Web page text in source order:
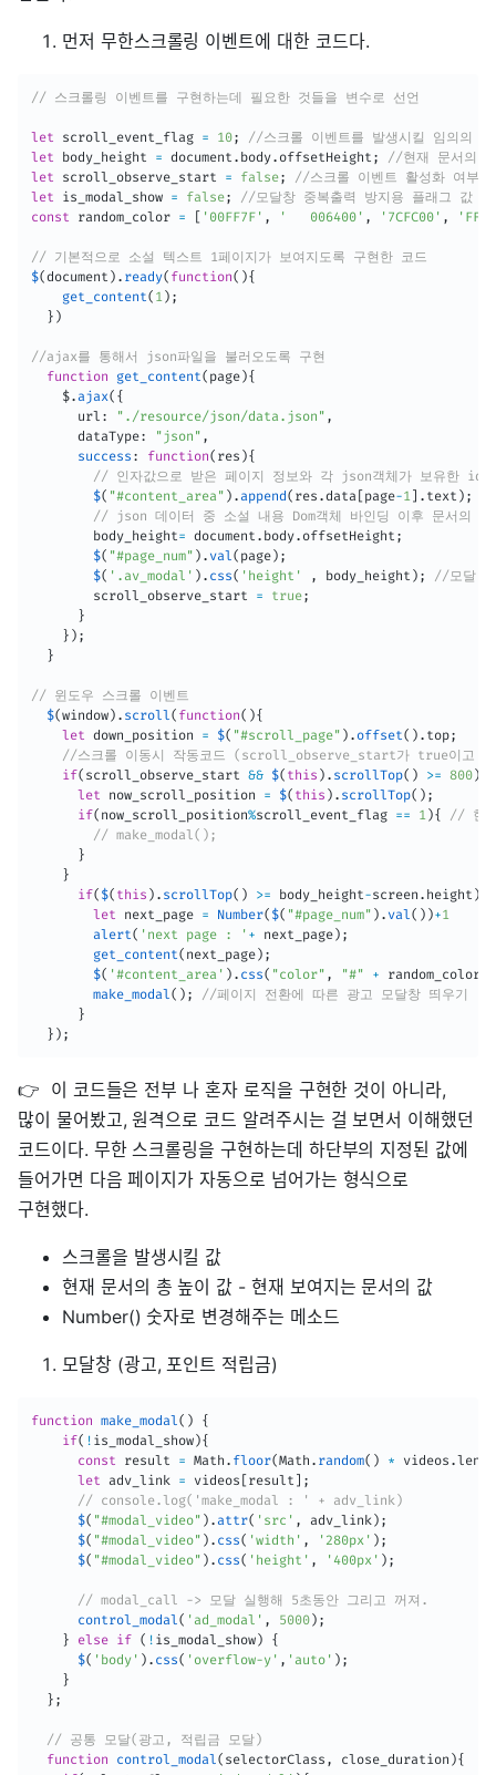
먼저 무한스크롤링 이벤트에 대한 코드다.
// 스크롤링 이벤트를 구현하는데 필요한 것들을 변수로 선언
let scroll_event_flag = 10;
//스크롤 이벤트를 발생시킬 임의의
let body_height = document . body. offsetHeight ;
//현재 문서의
let scroll_observe_start = false;
//스크롤 이벤트 활성화 여부 (
let is_modal_show = false;
//모달창 중복출력 방지용 플래그 값
const random_color = [ '00FF7F' , '	006400' , '7CFC00' ,
// 기본적으로 소설 텍스트 1페이지가 보여지도록 구현한 코드
$(document ) . ready( function( ){
get_content( 1) ;
} )
//ajax를 통해서 json파일을 불러오도록 구현
function
get_content( page){
    $
.ajax( {
      url
: "./resource/json/data.json" ,
      dataType
: "json" ,
success : function( res ){
// 인자값으로 받은 페이지 정보와 각 json객체가 보유한 id
$( "#content_area" ) .append( res .data [page-1] . text ) ;
// json 데이터 중 소설 내용 Dom객체 바인딩 이후 문서의
        body_height
= document . body. offsetHeight ;
$( "#page_num" ) . val( page) ;
$( '.av_modal' ) . css( 'height' , body_height ) ;
//모달 백
        scroll_observe_start
= true;
}
} ) ;
}
// 윈도우 스크롤 이벤트
$(window) . scroll( function( ){
let down_position = $( "#scroll_page" ) . offset( ) . top;
//스크롤 이동시 작동코드 (scroll_observe_start가 true이고 현
if( scroll_observe_start && $( this ) . scrollTop( ) >= 800)
let now_scroll_position = $( this ) . scrollTop( ) ;
if( now_scroll_position%scroll_event_flag == 1){
// 현재
// make_modal();
}
}
if( $( this ) . scrollTop( ) >= body_height-screen . height )
let next_page = Number( $( "#page_num" ) . val( ) )+1
alert( 'next page : ' + next_page) ;
get_content( next_page) ;
$( '#content_area' ) . css( "color" , "#" + random_color
make_modal( ) ;
//페이지 전환에 따른 광고 모달창 띄우기
}
} ) ;
👉 이 코드들은 전부 나 혼자 로직을 구현한 것이 아니라,
많이 물어봤고, 원격으로 코드 알려주시는 걸 보면서 이해했던
코드이다. 무한 스크롤링을 구현하는데 하단부의 지정된 값에
들어가면 다음 페이지가 자동으로 넘어가는 형식으로
구현했다.
스크롤을 발생시킬 값
현재 문서의 총 높이 값 - 현재 보여지는 문서의 값
Number() 숫자로 변경해주는 메소드
모달창 (광고, 포인트 적립금)
function make_modal( )
{
if( ! is_modal_show){
const result = Math . floor(Math . random( ) * videos .
let adv_link = videos [result ] ;
// console.log('make_modal : ' + adv_link)
$( "#modal_video" ) .attr( 'src' , adv_link) ;
$( "#modal_video" ) . css( 'width' , '280px' ) ;
$( "#modal_video" ) . css( 'height' , '400px' ) ;
// modal_call -> 모달 실행해 5초동안 그리고 꺼져.
control_modal( 'ad_modal' , 5000) ;
}
else if ( ! is_modal_show)
{
$( 'body' ) . css( 'overflow-y' , 'auto' ) ;
}
} ;
// 공통 모달(광고, 적립금 모달)
function
control_modal( selectorClass , close_duration ){